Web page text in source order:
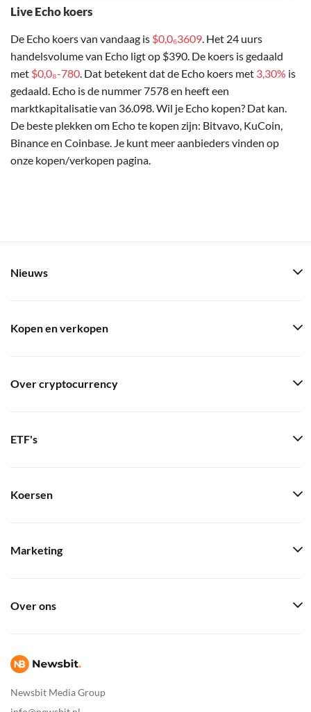
Live Echo koers
De Echo koers van vandaag is $0,0₆3609. Het 24 uurs
handelsvolume van Echo ligt op $390. De koers is gedaald
met $0,0₈-780. Dat betekent dat de Echo koers met 3,30% is
gedaald. Echo is de nummer 7578 en heeft een
marktkapitalisatie van 36.098. Wil je Echo kopen? Dat kan.
De beste plekken om Echo te kopen zijn: Bitvavo, KuCoin,
Binance en Coinbase. Je kunt meer aanbieders vinden op
onze kopen/verkopen pagina.
Newsbit Media Group
Nieuws
Kopen en verkopen
Over cryptocurrency
ETF's
Koersen
Marketing
Over ons